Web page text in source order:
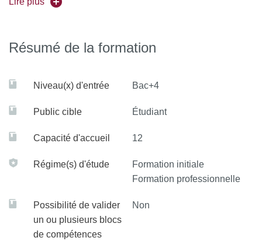
- Savoir gérer, analyser et traiter des données géologiques
gestion des milieux
- Concevoir des modèles théoriques et prédictifs dans le
modélisation, ...)
- Être capable de définir une problématique de recherche
en Géosciences et mobiliser des connaissances et
compétences pour résoudre une question scientifique
d’éthique.
- Être capable de concevoir et suivre des projets de
Résumé de la formation
Niveau(x) d'entrée Bac+4
Public cible Étudiant
Capacité d'accueil 12
Régime(s) d'étude
Formation initiale
Formation professionnelle
Possibilité de valider
un ou plusieurs blocs
de compétences
Non